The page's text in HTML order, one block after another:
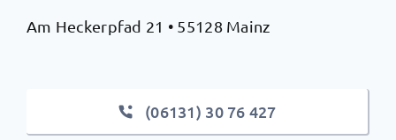
Am Heckerpfad 21 • 55128 Mainz
(06131) 30 76 427